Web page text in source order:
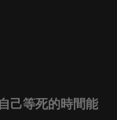
己等死的時間能